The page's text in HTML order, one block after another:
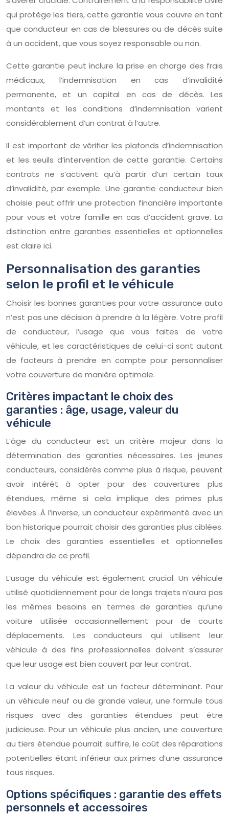
qui protège les tiers, cette garantie vous couvre en tant
que conducteur en cas de blessures ou de décès suite
à un accident, que vous soyez responsable ou non.
Cette garantie peut inclure la prise en charge des frais
médicaux, l’indemnisation en cas d’invalidité
permanente, et un capital en cas de décès. Les
montants et les conditions d’indemnisation varient
considérablement d’un contrat à l’autre.
Il est important de vérifier les plafonds d’indemnisation
et les seuils d’intervention de cette garantie. Certains
contrats ne s’activent qu’à partir d’un certain taux
d’invalidité, par exemple. Une garantie conducteur bien
choisie peut offrir une protection financière importante
pour vous et votre famille en cas d’accident grave. La
distinction entre garanties essentielles et optionnelles
est claire ici.
Personnalisation des garanties
selon le profil et le véhicule
Choisir les bonnes garanties pour votre assurance auto
n’est pas une décision à prendre à la légère. Votre profil
de conducteur, l’usage que vous faites de votre
véhicule, et les caractéristiques de celui-ci sont autant
de facteurs à prendre en compte pour personnaliser
votre couverture de manière optimale.
Critères impactant le choix des
garanties : âge, usage, valeur du
véhicule
L’âge du conducteur est un critère majeur dans la
détermination des garanties nécessaires. Les jeunes
conducteurs, considérés comme plus à risque, peuvent
avoir intérêt à opter pour des couvertures plus
étendues, même si cela implique des primes plus
élevées. À l’inverse, un conducteur expérimenté avec un
bon historique pourrait choisir des garanties plus ciblées.
Le choix des garanties essentielles et optionnelles
dépendra de ce profil.
L’usage du véhicule est également crucial. Un véhicule
utilisé quotidiennement pour de longs trajets n’aura pas
les mêmes besoins en termes de garanties qu’une
voiture utilisée occasionnellement pour de courts
déplacements. Les conducteurs qui utilisent leur
véhicule à des fins professionnelles doivent s’assurer
que leur usage est bien couvert par leur contrat.
La valeur du véhicule est un facteur déterminant. Pour
un véhicule neuf ou de grande valeur, une formule tous
risques avec des garanties étendues peut être
judicieuse. Pour un véhicule plus ancien, une couverture
au tiers étendue pourrait suffire, le coût des réparations
potentielles étant inférieur aux primes d’une assurance
tous risques.
Options spécifiques : garantie des effets
personnels et accessoires